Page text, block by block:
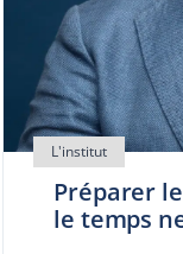
Préparer
le temps